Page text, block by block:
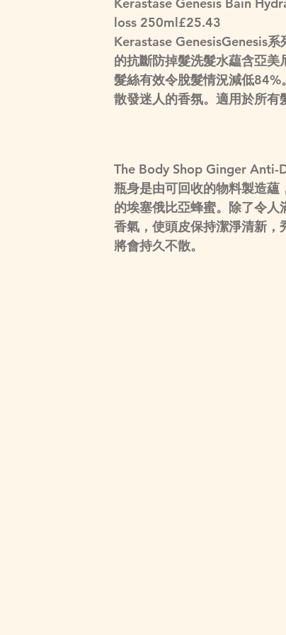
Kerastase Genesis Bain
loss 250ml£25.43
Kerastase GenesisGenesis
的抗斷防掉髮洗髮水藴含亞
髮絲有效令脫髮情況減低
散發迷人的香氛。適用於所有
The Body Shop Ginger
瓶身是由可回收的物料製造
的埃塞俄比亞蜂蜜。除了令
香氣，使頭皮保持潔淨清新
將會持久不散。